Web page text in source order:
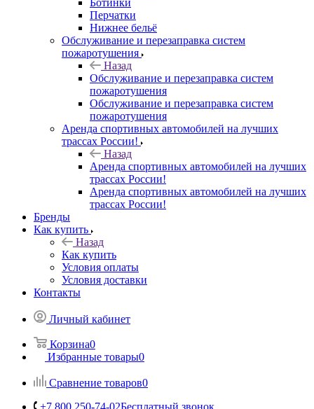
Ботинки
Перчатки
Нижнее бельё
Обслуживание и перезаправка систем
пожаротушения
Назад
Обслуживание и перезаправка систем
пожаротушения
Обслуживание и перезаправка систем
пожаротушения
Аренда спортивных автомобилей на лучших
трассах России!
Назад
Аренда спортивных автомобилей на лучших
трассах России!
Аренда спортивных автомобилей на лучших
трассах России!
Бренды
Как купить
Назад
Как купить
Условия оплаты
Условия доставки
Контакты
Личный кабинет
Корзина0
Избранные товары0
Сравнение товаров0
+7 800 250-74-02Бесплатный звонок